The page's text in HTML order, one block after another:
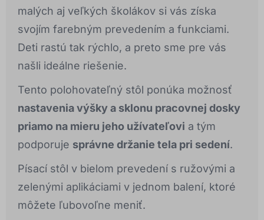
malých aj veľkých školákov si vás získa
svojím farebným prevedením a funkciami.
Deti rastú tak rýchlo, a preto sme pre vás
našli ideálne riešenie.
Tento polohovateľný stôl ponúka možnosť
nastavenia výšky a sklonu pracovnej dosky
priamo na mieru jeho užívateľovi a tým
podporuje správne držanie tela pri sedení.
Písací stôl v bielom prevedení s ružovými a
zelenými aplikáciami v jednom balení, ktoré
môžete ľubovoľne meniť.